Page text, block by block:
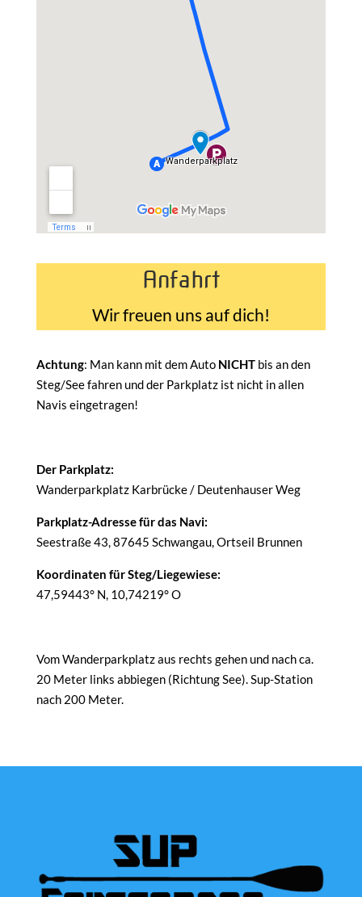
Anfahrt
Wir freuen uns auf dich!
Achtung: Man kann mit dem Auto NICHT bis an den
Steg/See fahren und der Parkplatz ist nicht in allen
Navis eingetragen!
Der Parkplatz:
Wanderparkplatz Karbrücke / Deutenhauser Weg
Parkplatz-Adresse für das Navi:
Seestraße 43, 87645 Schwangau, Ortseil Brunnen
Koordinaten für Steg/Liegewiese:
47,59443° N, 10,74219° O
Vom Wanderparkplatz aus rechts gehen und nach ca.
20 Meter links abbiegen (Richtung See). Sup-Station
nach 200 Meter.